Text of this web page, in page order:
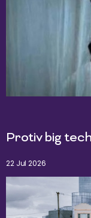
Protiv big
22 Jul 2026